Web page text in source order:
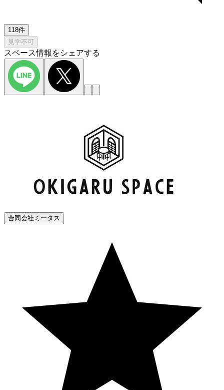
118件
見学不可
スペース情報をシェアする
合同会社ミータス